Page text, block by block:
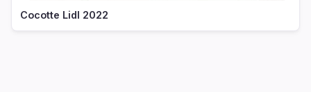
Cocotte Lidl 2022